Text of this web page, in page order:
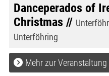
Danceperados of
Christmas //
Unterföhring
Mehr zur Veranstaltung